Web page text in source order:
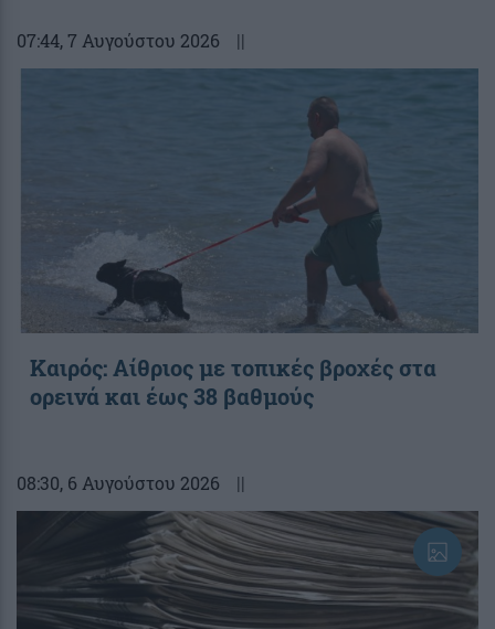
07:44, 7 Αυγούστου 2026 ||
Καιρός: Αίθριος με τοπικές βροχές στα
ορεινά και έως 38 βαθμούς
08:30, 6 Αυγούστου 2026 ||